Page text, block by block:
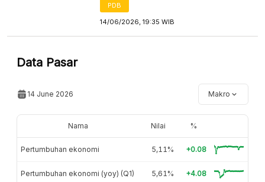
PDB
14/06/2026, 19:35 WIB
Data Pasar
14 June 2026 Makro
Nama Nilai %
Pertumbuhan ekonomi 5,11% +0.08
Pertumbuhan ekonomi (yoy) (Q1) 5,61% +4.08